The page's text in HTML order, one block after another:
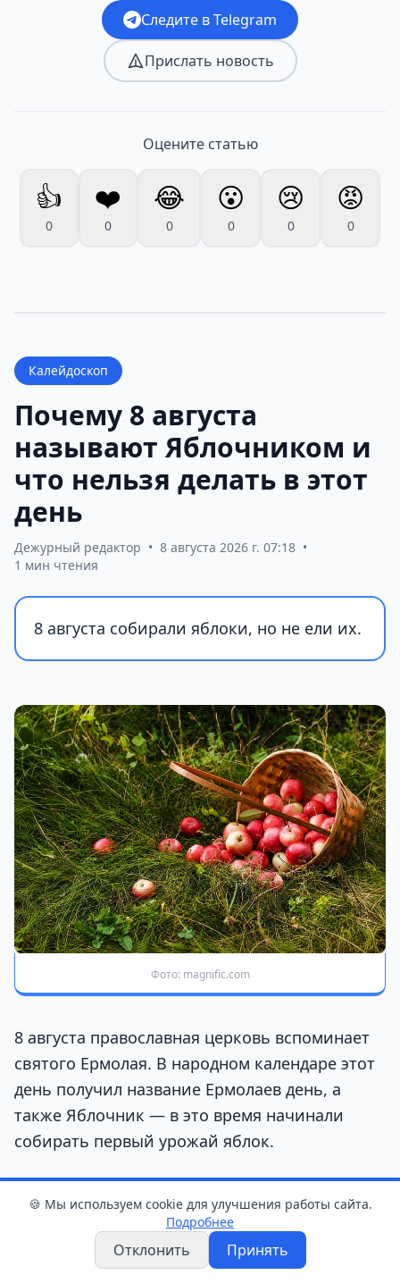
Следите в Telegram
Прислать новость
Оцените статью
👍
0
❤️
0
😂
0
😮
0
😢
0
😡
0
Калейдоскоп
Почему 8 августа
называют Яблочником и
что нельзя делать в этот
день
Дежурный редактор • 8 августа 2026 г. 07:18 •
1 мин чтения
8 августа собирали яблоки, но не ели их.
Фото: magnific.com
8 августа православная церковь вспоминает
святого Ермолая. В народном календаре этот
день получил название Ермолаев день, а
также Яблочник — в это время начинали
собирать первый урожай яблок.
При этом по старой традиции яблоки до
Яблочного Спаса, который отмечается 19
августа, не ели.
🍪 Мы используем cookie для улучшения работы сайта.
Подробнее
Отклонить Принять